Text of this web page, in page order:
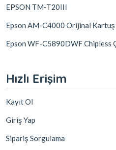
EPSON TM-T20III
Epson AM-C4000 Orijinal Kartuş
Epson WF-C5890DWF Chipless
Hızlı Erişim
Kayıt Ol
Giriş Yap
Sipariş Sorgulama